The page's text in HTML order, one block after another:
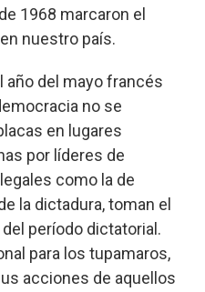
1968 marcaron el
nuestro país.
año del mayo francés
no se
en lugares
por líderes de
como la de
la dictadura, toman el
período dictatorial.
para los tupamaros,
acciones de aquellos